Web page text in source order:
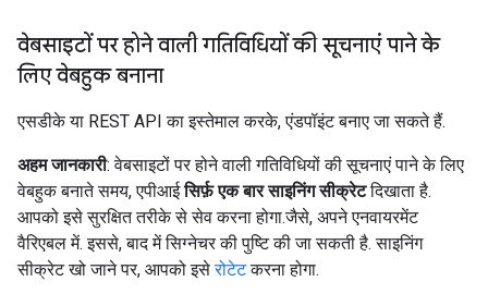
वेबसाइटों पर होने वाली गतिविधियों की सूचनाएं पाने के
लिए वेबहुक बनाना
एसडीके या REST API का इस्तेमाल करके, एंडपॉइंट बनाए जा सकते हैं.
अहम जानकारी: वेबसाइटों पर होने वाली गतिविधियों की सूचनाएं पाने के लिए
वेबहुक बनाते समय, एपीआईसिर्फ़ एक बार साइनिंग सीक्रेटदिखाता है.
आपको इसे सुरक्षित तरीके से सेव करना होगा.जैसे, अपने एनवायरमेंट
वैरिएबल में. इससे, बाद में सिग्नेचर की पुष्टि की जा सकती है. साइनिंग
सीक्रेट खो जाने पर, आपको इसेरोटेटकरना होगा.